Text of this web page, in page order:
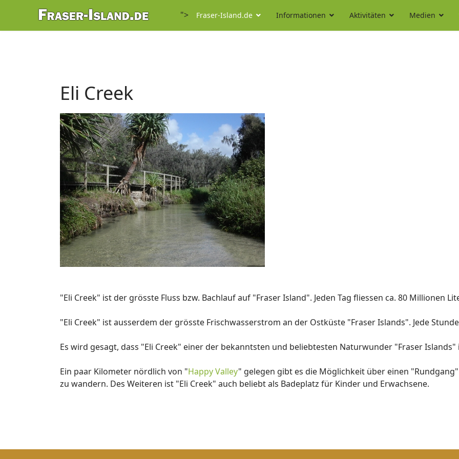
"> Fraser-Island.de Informationen Aktivitäten Medien
Eli Creek
"Eli Creek" ist der grösste Fluss bzw. Bachlauf auf "Fraser Island". Jeden Tag fliessen ca. 80 Millionen
"Eli Creek" ist ausserdem der grösste Frischwasserstrom an der Ostküste "Fraser Islands". Jede
Es wird gesagt, dass "Eli Creek" einer der bekanntsten und beliebtesten Naturwunder "Fraser Islands"
Ein paar Kilometer nördlich von "Happy Valley" gelegen gibt es die Möglichkeit über einen
zu wandern. Des Weiteren ist "Eli Creek" auch beliebt als Badeplatz für Kinder und Erwachsene.